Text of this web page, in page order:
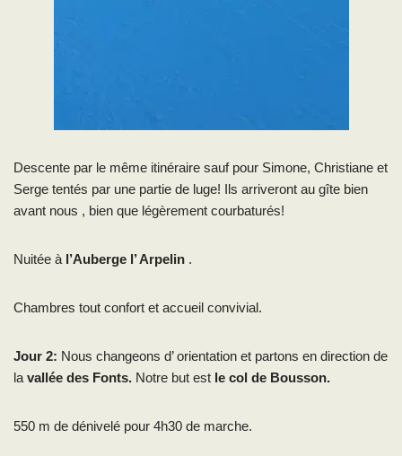
Descente par le même itinéraire sauf pour Simone, Christiane et
Serge tentés par une partie de luge! Ils arriveront au gîte bien
avant nous , bien que légèrement courbaturés!
Nuitée à l’Auberge l’ Arpelin .
Chambres tout confort et accueil convivial.
Jour 2: Nous changeons d’ orientation et partons en direction de
la vallée des Fonts. Notre but est le col de Bousson.
550 m de dénivelé pour 4h30 de marche.